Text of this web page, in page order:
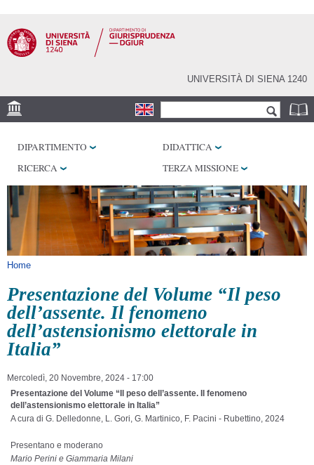
contenuto
principale
UNIVERSITÀ DI SIENA 1240
Form di ricerca
BIBLIOTECHE
SERVIZI
DIPARTIMENTO
DIDATTICA
RICERCA
TERZA MISSIONE
Tu sei qui
Home
Presentazione del Volume “Il peso
dell’assente. Il fenomeno
dell’astensionismo elettorale in
Italia”
Mercoledì, 20 Novembre, 2024 - 17:00
Presentazione del Volume “ Il peso dell’assente. Il fenomeno
dell’astensionismo elettorale in Italia”
A cura di G. Delledonne, L. Gori, G. Martinico, F. Pacini - Rubettino, 2024
Presentano e moderano
Mario Perini e Giammaria Milani